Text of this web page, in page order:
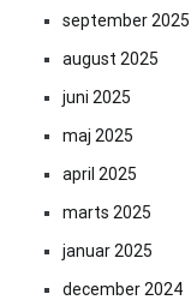
september 2025
august 2025
juni 2025
maj 2025
april 2025
marts 2025
januar 2025
december 2024